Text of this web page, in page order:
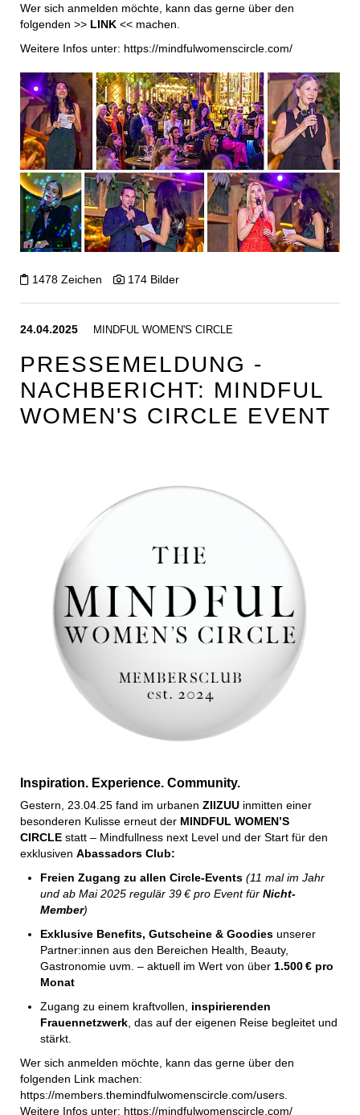
Wer sich anmelden möchte, kann das gerne über den
folgenden >> LINK << machen.
Weitere Infos unter: https://mindfulwomenscircle.com/
1478 Zeichen 174 Bilder
24.04.2025 MINDFUL WOMEN'S CIRCLE
PRESSEMELDUNG -
NACHBERICHT: MINDFUL
WOMEN'S CIRCLE EVENT
Inspiration. Experience. Community.
Gestern, 23.04.25 fand im urbanen ZIIZUU inmitten einer
besonderen Kulisse erneut der MINDFUL WOMEN’S
CIRCLE statt – Mindfullness next Level und der Start für den
exklusiven Abassadors Club:
Freien Zugang zu allen Circle-Events (11 mal im Jahr
und ab Mai 2025 regulär 39 € pro Event für Nicht-
Member)
Exklusive Benefits, Gutscheine & Goodies unserer
Partner:innen aus den Bereichen Health, Beauty,
Gastronomie uvm. – aktuell im Wert von über 1.500 € pro
Monat
Zugang zu einem kraftvollen, inspirierenden
Frauennetzwerk, das auf der eigenen Reise begleitet und
stärkt.
Wer sich anmelden möchte, kann das gerne über den
folgenden Link machen:
https://members.themindfulwomenscircle.com/users.
Weitere Infos unter: https://mindfulwomenscircle.com/